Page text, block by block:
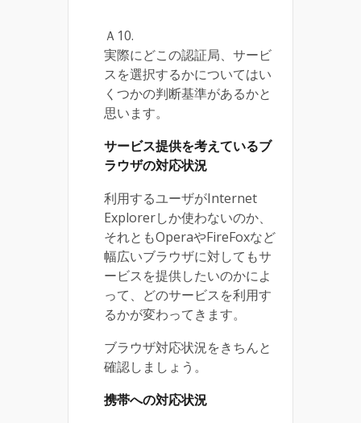
Ａ10.
実際にどこの認証局、サービ
スを選択するかについてはい
くつかの判断基準があるかと
思います。
サービス提供を考えているブ
ラウザの対応状況
利用するユーザがInternet
Explorerしか使わないのか、
それともOperaやFireFoxなど
幅広いブラウザに対してもサ
ービスを提供したいのかによ
って、どのサービスを利用す
るかが変わってきます。
ブラウザ対応状況をきちんと
確認しましょう。
携帯への対応状況